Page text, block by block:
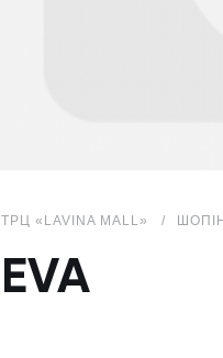
ТРЦ «LAVINA MALL»
EVA